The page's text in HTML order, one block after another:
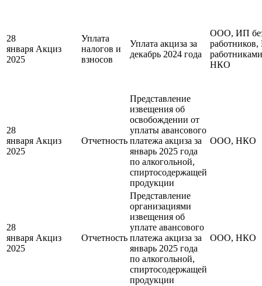
28
января
2025
Акциз
Уплата
налогов и
взносов
Уплата акциза за
декабрь 2024 года
ООО, ИП
НКО
28
января
2025
Акциз Отчетность
Представление
извещения об
освобождении от
уплаты авансового
платежа акциза за
январь 2025 года
по алкогольной,
спиртосодержащей
продукции
ООО, НКО
28
января
2025
Акциз Отчетность
Представление
организациями
извещения об
уплате авансового
платежа акциза за
январь 2025 года
по алкогольной,
спиртосодержащей
продукции
ООО, НКО